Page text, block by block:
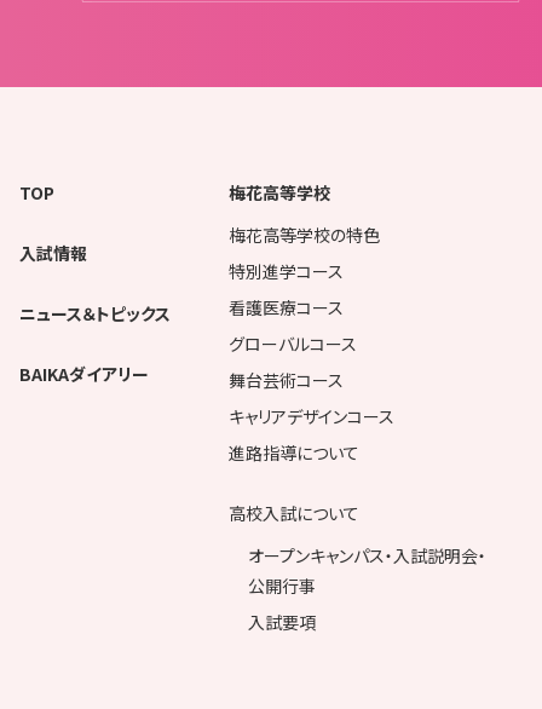
TOP
入試情報
ニュース＆トピックス
BAIKAダイアリー
梅花高等学校
梅花高等学校の特色
特別進学コース
看護医療コース
グローバルコース
舞台芸術コース
キャリアデザインコース
進路指導について
高校入試について
オープンキャンパス・入試説明会・
公開行事
入試要項